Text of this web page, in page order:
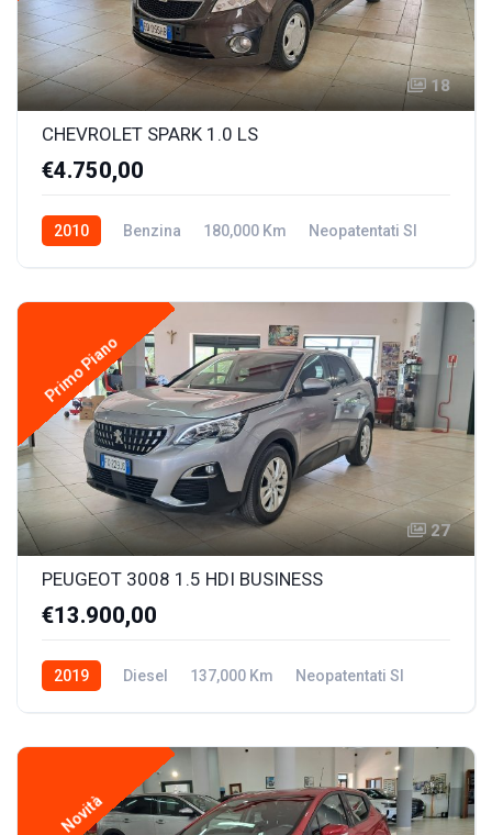
18
CHEVROLET SPARK 1.0 LS
€4.750,00
2010 Benzina 180,000 Km Neopatentati SI
Primo Piano
27
PEUGEOT 3008 1.5 HDI BUSINESS
€13.900,00
2019 Diesel 137,000 Km Neopatentati SI
Novità